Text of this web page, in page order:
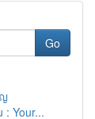
Go
: Your...